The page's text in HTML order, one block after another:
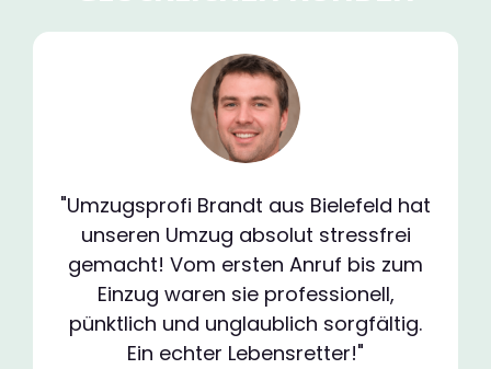
"Umzugsprofi Brandt aus Bielefeld hat
unseren Umzug absolut stressfrei
gemacht! Vom ersten Anruf bis zum
Einzug waren sie professionell,
pünktlich und unglaublich sorgfältig.
Ein echter Lebensretter!"